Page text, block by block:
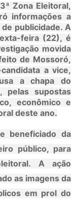
Zona Eleitoral,
informações a
publicidade. A
feira (22), é
movida
de Mossoró,
a vice,
a chapa do
pelas supostas
econômico e
deste ano.
beneficiado da
público, para
A ação
as imagens da
em prol do